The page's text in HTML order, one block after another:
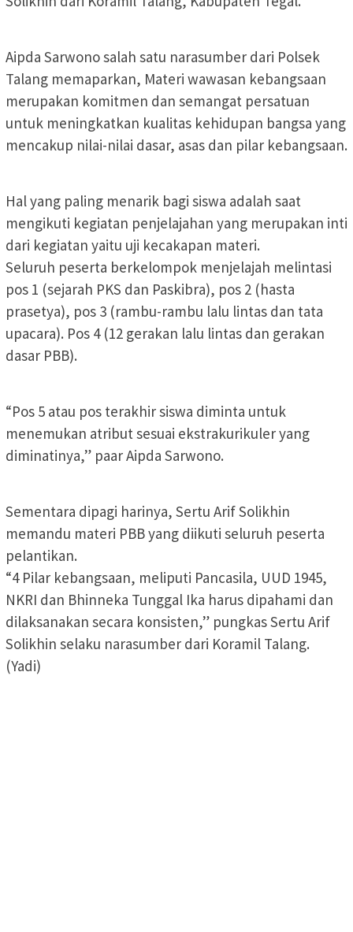
Aipda Sarwono salah satu narasumber dari Polsek
Talang memaparkan, Materi wawasan kebangsaan
merupakan komitmen dan semangat persatuan
untuk meningkatkan kualitas kehidupan bangsa yang
mencakup nilai-nilai dasar, asas dan pilar kebangsaan.
Hal yang paling menarik bagi siswa adalah saat
mengikuti kegiatan penjelajahan yang merupakan inti
dari kegiatan yaitu uji kecakapan materi.
Seluruh peserta berkelompok menjelajah melintasi
pos 1 (sejarah PKS dan Paskibra), pos 2 (hasta
prasetya), pos 3 (rambu-rambu lalu lintas dan tata
upacara). Pos 4 (12 gerakan lalu lintas dan gerakan
dasar PBB).
“Pos 5 atau pos terakhir siswa diminta untuk
menemukan atribut sesuai ekstrakurikuler yang
diminatinya,” paar Aipda Sarwono.
Sementara dipagi harinya, Sertu Arif Solikhin
memandu materi PBB yang diikuti seluruh peserta
pelantikan.
“4 Pilar kebangsaan, meliputi Pancasila, UUD 1945,
NKRI dan Bhinneka Tunggal Ika harus dipahami dan
dilaksanakan secara konsisten,” pungkas Sertu Arif
Solikhin selaku narasumber dari Koramil Talang.
(Yadi)